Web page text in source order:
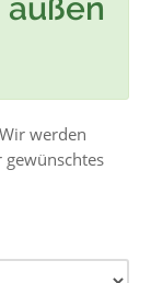
außen
werden